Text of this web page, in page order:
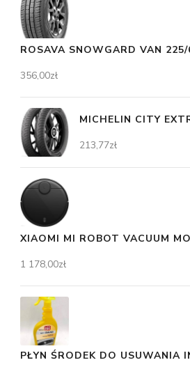
ROSAVA SNOWGARD VAN
356,00zł
MICHELIN CITY
213,77zł
XIAOMI MI ROBOT VACUUM
1 178,00zł
PŁYN ŚRODEK DO USUWANIA